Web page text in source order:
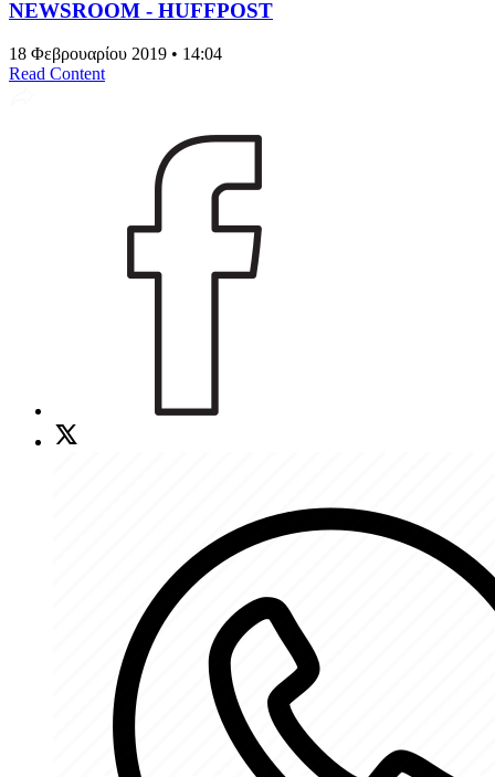
NEWSROOM - HUFFPOST
18 Φεβρουαρίου 2019 • 14:04
Read Content